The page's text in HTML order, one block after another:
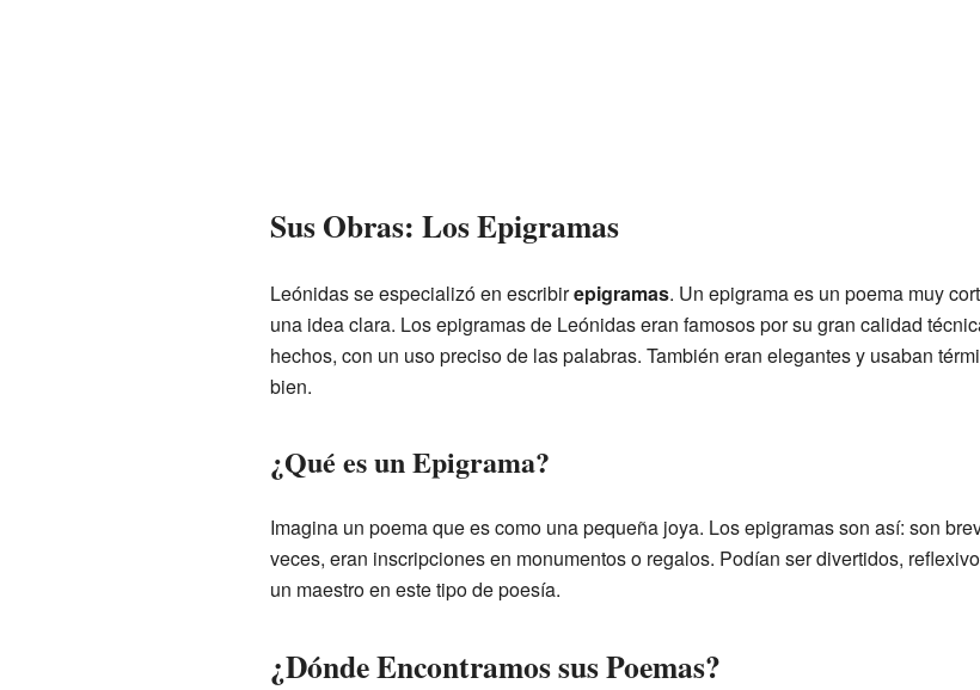
Sus Obras: Los Epigramas
Leónidas se especializó en escribirepigramas. Un epigrama es un poema muy
una idea clara. Los epigramas de Leónidas eran famosos por su gran calidad
hechos, con un uso preciso de las palabras. También eran elegantes y usaban
bien.
¿Qué es un Epigrama?
Imagina un poema que es como una pequeña joya. Los epigramas son así: son
veces, eran inscripciones en monumentos o regalos. Podían ser divertidos,
un maestro en este tipo de poesía.
¿Dónde Encontramos sus Poemas?